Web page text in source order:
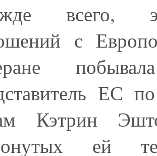
всего,
с
ЕС
Кэтрин
ей